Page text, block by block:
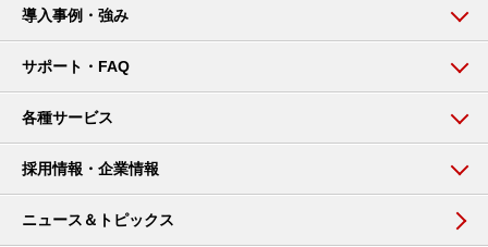
導入事例・強み
サポート・FAQ
各種サービス
採用情報・企業情報
ニュース＆トピックス